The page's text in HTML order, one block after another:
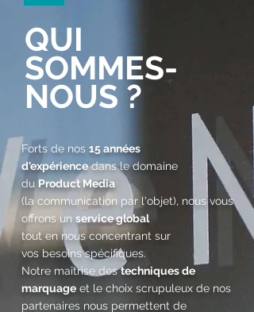
QUI
SOMMES-
NOUS ?
Forts de nos 15 années
d'expériencedans le domaine
du Product Media
(la communication par l'objet), nous vous
offrons un service global
tout en nous concentrant sur
vos besoins spécifiques.
Notre maîtrise destechniques de
marquage et le choix scrupuleux de nos
partenaires nous permettent de